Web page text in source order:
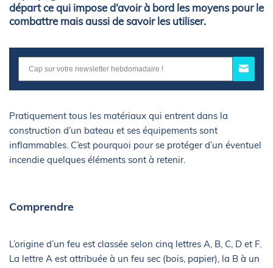
départ ce qui impose d’avoir à bord les moyens pour le
combattre mais aussi de savoir les utiliser.
Pratiquement tous les matériaux qui entrent dans la
construction d’un bateau et ses équipements sont
inflammables. C’est pourquoi pour se protéger d’un éventuel
incendie quelques éléments sont à retenir.
Comprendre
L’origine d’un feu est classée selon cinq lettres A, B, C, D et F.
La lettre A est attribuée à un feu sec (bois, papier), la B à un